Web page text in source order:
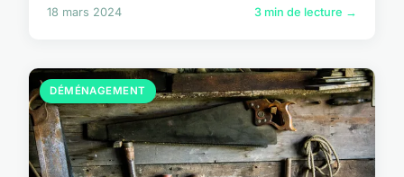
18 mars 2024 3 min de lecture →
DÉMÉNAGEMENT